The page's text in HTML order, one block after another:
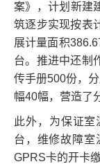
案》，计划新建
筑逐步实现按表
展计量面积
台。推进中还制
传手册500份，
幅40幅，营造了
此外，为保证
台，维修故障室
GPRS卡的开卡